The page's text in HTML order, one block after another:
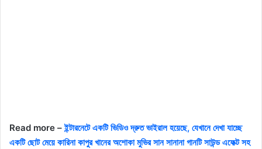
Read more –ইন্টারনেটে একটি ভিডিও দ্রুত ভাইরাল হয়েছে, যেখানে দেখা যাচ্ছে
একটি ছোট মেয়ে কারিনা কাপুর খানের অশোকা মুভির সান সানানা গানটি সাউন্ড এফেক্ট সহ